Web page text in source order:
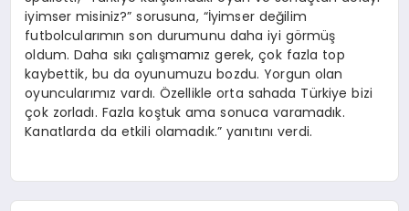
iyimser misiniz?” sorusuna, “İyimser değilim
futbolcularımın son durumunu daha iyi görmüş
oldum. Daha sıkı çalışmamız gerek, çok fazla top
kaybettik, bu da oyunumuzu bozdu. Yorgun olan
oyuncularımız vardı. Özellikle orta sahada Türkiye bizi
çok zorladı. Fazla koştuk ama sonuca varamadık.
Kanatlarda da etkili olamadık.” yanıtını verdi.